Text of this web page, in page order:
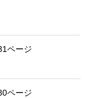
ページ
ページ